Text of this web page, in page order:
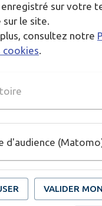
ROUGE CIGALE
dizaines de jeux à
classiques jusqu'aux
pour jouer à
! Vous pouvez
préférés pour nous
vous propose
sur votre
sur le site.
consultez notre
cookies.
d'audience
VALIDER